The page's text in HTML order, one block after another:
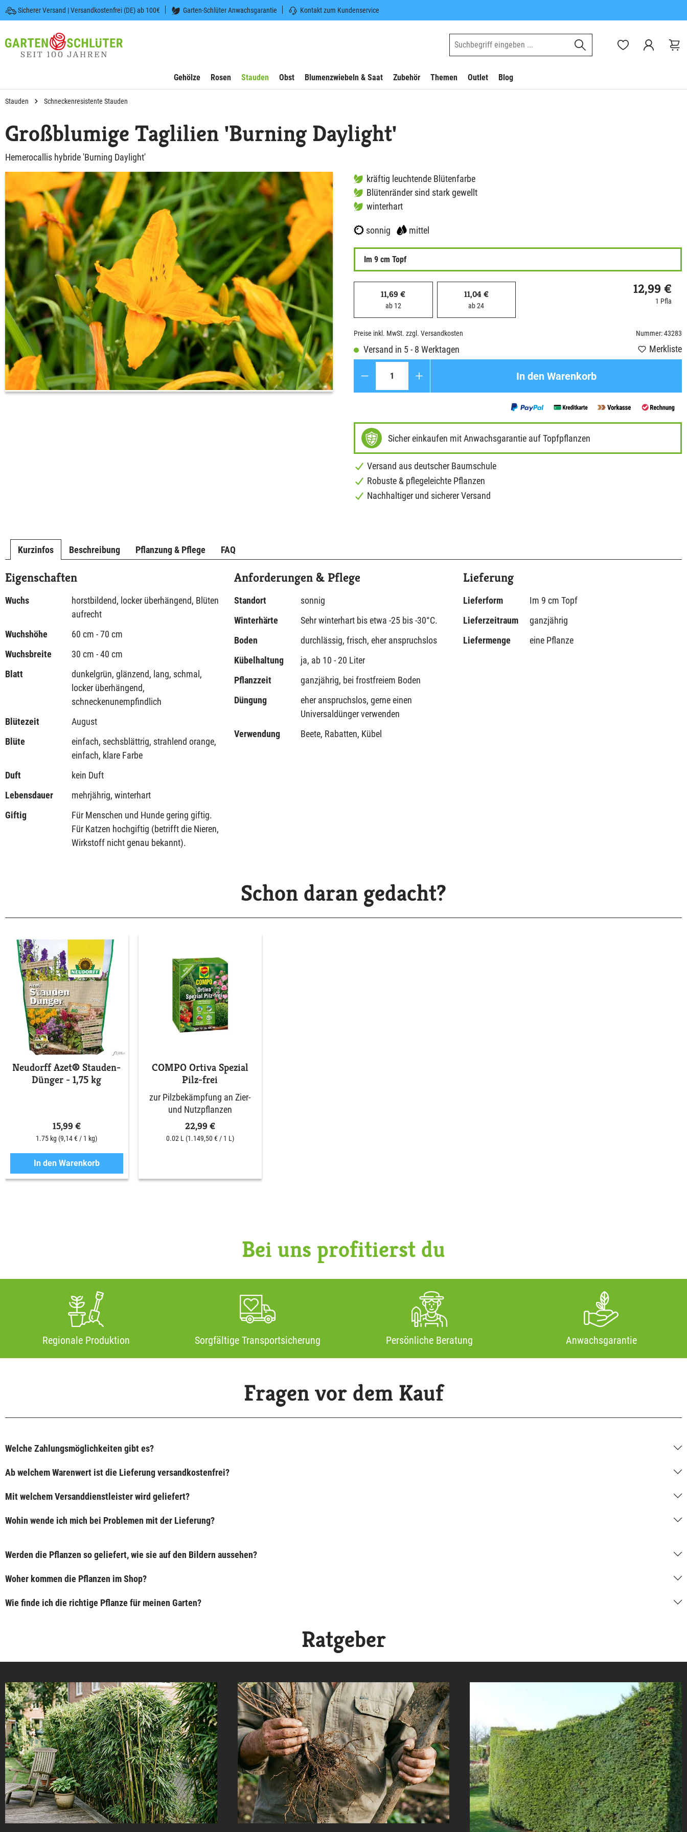
Zur Hauptnavigation springen
Sicherer Versand | Versandkostenfrei (DE) ab 100€ Garten-Schlüter Anwachsgarantie Kontakt zum Kundenservice
Gehölze Rosen Stauden Obst Blumenzwiebeln & Saat Zubehör Themen Outlet Blog
Stauden Schneckenresistente Stauden
Großblumige Taglilien 'Burning Daylight'
Hemerocallis hybride 'Burning Daylight'
kräftig leuchtende Blütenfarbe
Blütenränder sind stark gewellt
winterhart
sonnig mittel
Im 9 cm Topf
11,69 €
ab 12
11,04 €
ab 24
12,99 €
1 Pfla
Preise inkl. MwSt. zzgl. Versandkosten Nummer: 43283
Versand in 5 - 8 Werktagen
Merkliste
In den Warenkorb
Sicher einkaufen mit Anwachsgarantie auf Topfpflanzen
Versand aus deutscher Baumschule
Robuste & pflegeleichte Pflanzen
Nachhaltiger und sicherer Versand
Kurzinfos Beschreibung Pflanzung & Pflege FAQ
Eigenschaften
Wuchs
horstbildend, locker überhängend, Blüten
aufrecht
Wuchshöhe
60 cm - 70 cm
Wuchsbreite
30 cm - 40 cm
Blatt
dunkelgrün, glänzend, lang, schmal,
locker überhängend,
schneckenunempfindlich
Blütezeit
August
Blüte
einfach, sechsblättrig, strahlend orange,
einfach, klare Farbe
Duft
kein Duft
Lebensdauer
mehrjährig, winterhart
Giftig
Für Menschen und Hunde gering giftig.
Für Katzen hochgiftig (betrifft die Nieren,
Wirkstoff nicht genau bekannt).
Anforderungen & Pflege
Standort
sonnig
Winterhärte
Sehr winterhart bis etwa -25 bis -30°C.
Boden
durchlässig, frisch, eher anspruchslos
Kübelhaltung
ja, ab 10 - 20 Liter
Pflanzzeit
ganzjährig, bei frostfreiem Boden
Düngung
eher anspruchslos, gerne einen
Universaldünger verwenden
Verwendung
Beete, Rabatten, Kübel
Lieferung
Lieferform
Im 9 cm Topf
Lieferzeitraum
ganzjährig
Liefermenge
eine Pflanze
Schon daran gedacht?
Neudorff Azet® Stauden-
Dünger - 1,75 kg
15,99 €
1.75 kg (9,14 € / 1 kg)
In den Warenkorb
COMPO Ortiva Spezial
Pilz-frei
zur Pilzbekämpfung an Zier-
und Nutzpflanzen
22,99 €
0.02 L (1.149,50 € / 1 L)
Bei uns profitierst du
Regionale Produktion Sorgfältige Transportsicherung Persönliche Beratung Anwachsgarantie
Fragen vor dem Kauf
Welche Zahlungsmöglichkeiten gibt es?
Ab welchem Warenwert ist die Lieferung versandkostenfrei?
Mit welchem Versanddienstleister wird geliefert?
Wohin wende ich mich bei Problemen mit der Lieferung?
Werden die Pflanzen so geliefert, wie sie auf den Bildern aussehen?
Woher kommen die Pflanzen im Shop?
Wie finde ich die richtige Pflanze für meinen Garten?
Ratgeber